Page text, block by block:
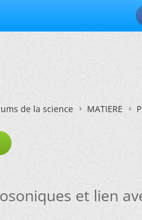
de la science MATIERE
et lien